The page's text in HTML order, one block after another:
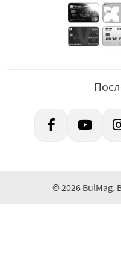
© 2026 BulMag.